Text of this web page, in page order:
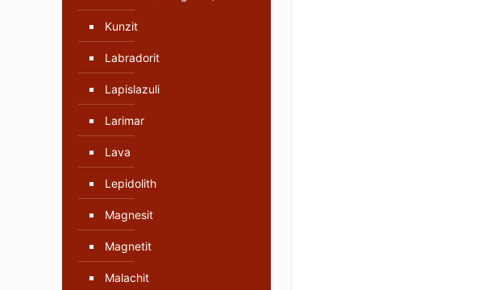
Kunzit
Labradorit
Lapislazuli
Larimar
Lava
Lepidolith
Magnesit
Magnetit
Malachit